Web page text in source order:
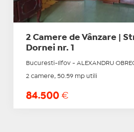
2 Camere de Vânzare |
Dornei nr. 1
Bucuresti-Ilfov - ALEXANDRU
2 camere, 50.59 mp utili
84.500 €